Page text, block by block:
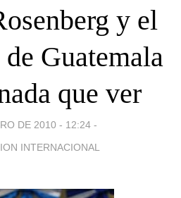
y el
Guatemala
que ver
DE 2010 - 12:24 -
INTERNACIONAL